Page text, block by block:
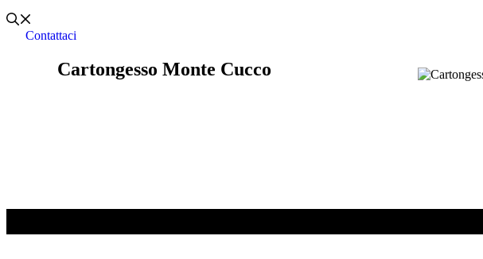
Contattaci
Cartongesso Monte Cucco